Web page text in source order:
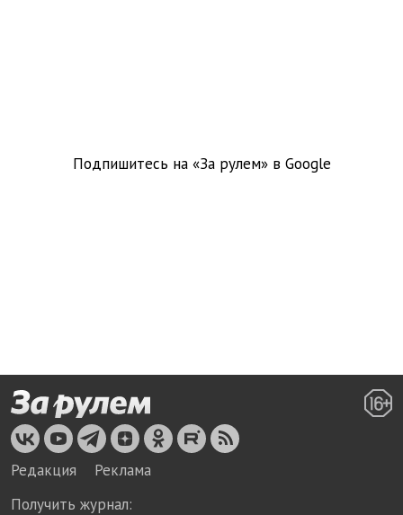
Подпишитесь на «За рулем» в Google
Редакция
Реклама
Получить журнал: